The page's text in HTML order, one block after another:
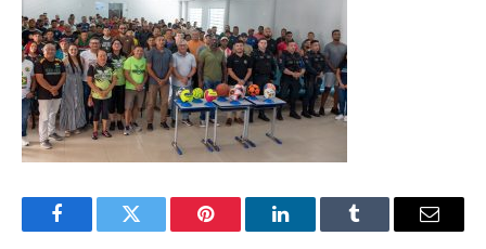
FacebookTwitter Pinterest LinkedInTumblr
E-